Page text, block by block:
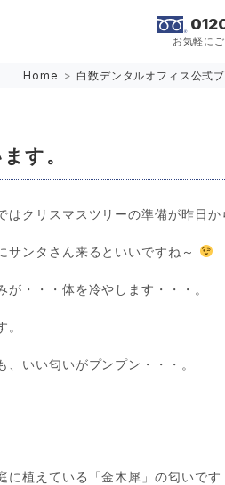
お気軽に
Home > 白数デンタルオフィス公式
す。
はクリスマスツリーの準備が昨日か
ンタさん来るといいですね～
・・・体を冷やします・・・。
いい匂いがプンプン・・・。
植えている「金木犀」の匂いです